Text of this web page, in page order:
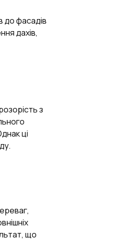
до фасадів
дахів,
з
ці
що